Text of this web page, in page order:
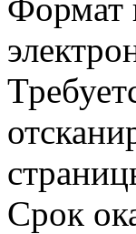
Формат
Срок